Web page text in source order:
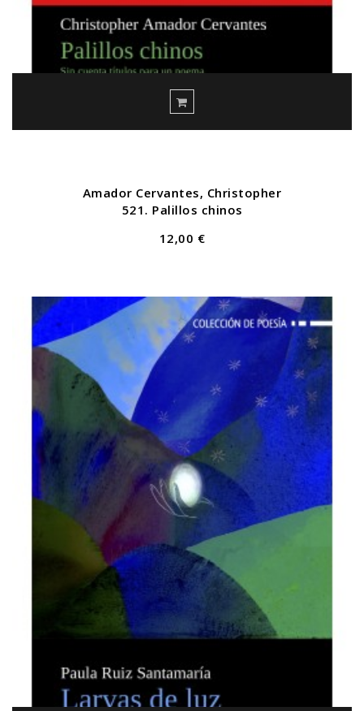
Amador Cervantes, Christopher
521. Palillos chinos
12,00 €